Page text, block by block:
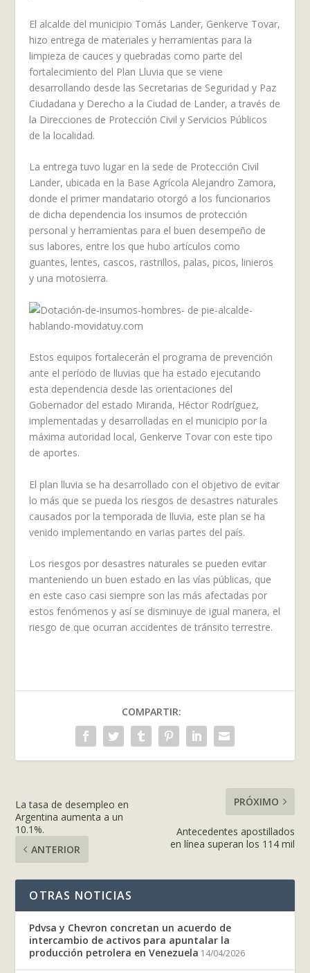
El alcalde del municipio Tomás Lander, Genkerve Tovar,
hizo entrega de materiales y herramientas para la
limpieza de cauces y quebradas como parte del
fortalecimiento del Plan Lluvia que se viene
desarrollando desde las Secretarias de Seguridad y Paz
Ciudadana y Derecho a la Ciudad de Lander, a través de
la Direcciones de Protección Civil y Servicios Públicos
de la localidad.
La entrega tuvo lugar en la sede de Protección Civil
Lander, ubicada en la Base Agrícola Alejandro Zamora,
donde el primer mandatario otorgó a los funcionarios
de dicha dependencia los insumos de protección
personal y herramientas para el buen desempeño de
sus labores, entre los que hubo artículos como
guantes, lentes, cascos, rastrillos, palas, picos, linieros
y una motosierra.
Estos equipos fortalecerán el programa de prevención
ante el período de lluvias que ha estado ejecutando
esta dependencia desde las orientaciones del
Gobernador del estado Miranda, Héctor Rodríguez,
implementadas y desarrolladas en el municipio por la
máxima autoridad local, Genkerve Tovar con este tipo
de aportes.
El plan lluvia se ha desarrollado con el objetivo de evitar
lo más que se pueda los riesgos de desastres naturales
causados por la temporada de lluvia, este plan se ha
venido implementando en varias partes del país.
Los riesgos por desastres naturales se pueden evitar
manteniendo un buen estado en las vías públicas, que
en este caso casi siempre son las más afectadas por
estos fenómenos y así se disminuye de igual manera, el
riesgo de que ocurran accidentes de tránsito terrestre.
COMPARTIR:
La tasa de desempleo en
Argentina aumenta a un
10.1%.
ANTERIOR
PRÓXIMO
Antecedentes apostillados
en línea superan los 114 mil
OTRAS NOTICIAS
Pdvsa y Chevron concretan un acuerdo de
intercambio de activos para apuntalar la
producción petrolera en Venezuela 14/04/2026